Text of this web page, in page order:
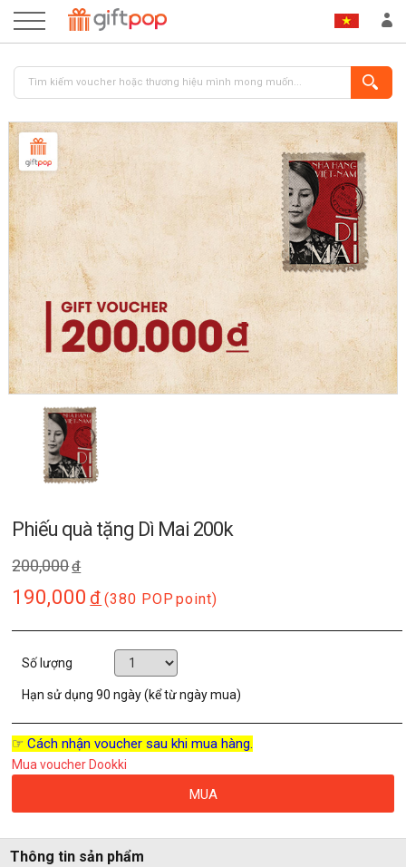
ĐĂNG NHẬP ĐĂNG KÝ
Phiếu quà tặng Dì Mai 200k
200,000đ
190,000 đ (380 POP point)
Số lượng
Hạn sử dụng90 ngày (kể từ ngày mua)
☞ Cách nhận voucher sau khi mua hàng.
Mua voucher Dookki
MUA
Thông tin sản phẩm